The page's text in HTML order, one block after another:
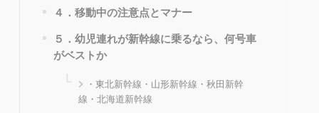
４．移動中の注意点とマナー
５．幼児連れが新幹線に乗るなら、何号車
がベストか
・東北新幹線・山形新幹線・秋田新幹
線・北海道新幹線